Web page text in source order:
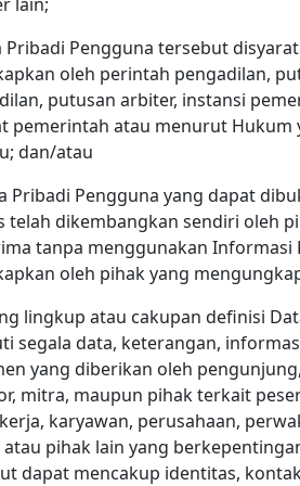
Pribadi Pengguna tersebut
oleh perintah pengadilan,
putusan arbiter, instansi
pemerintah atau menurut Hukum
dan/atau
Pribadi Pengguna yang dapat
telah dikembangkan sendiri oleh
tanpa menggunakan Informasi
oleh pihak yang
lingkup atau cakupan definisi
segala data, keterangan,
yang diberikan oleh
mitra, maupun pihak terkait
karyawan, perusahaan,
atau pihak lain yang
dapat mencakup identitas,